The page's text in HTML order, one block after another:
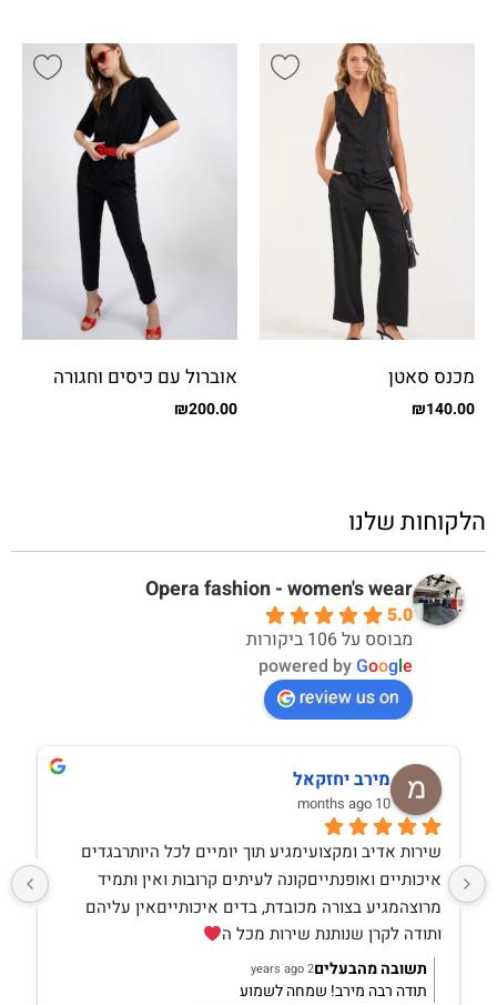
מכנס סאטן
₪140.00
אוברול עם כיסים וחגורה
₪200.00
הלקוחות שלנו
Opera fashion - women's wear
5.0
מבוסס על 106 ביקורות
powered byGoogle
review us on
מירב יחזקאל
10 months ago
ותודה לקרן שנותנת שירות מכל ה
תשובה מהבעלים2 years ago
תודה רבה מירב! שמחה לשמוע